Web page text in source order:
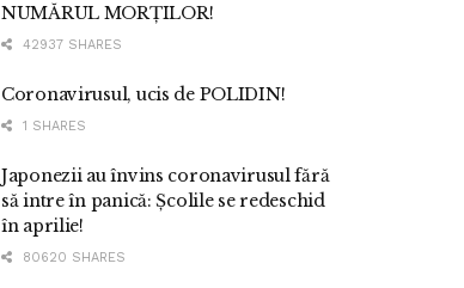
NUMĂRUL MORȚILOR!
42937 SHARES
Coronavirusul, ucis de POLIDIN!
1 SHARES
Japonezii au învins coronavirusul fără
să intre în panică: Școlile se redeschid
în aprilie!
80620 SHARES